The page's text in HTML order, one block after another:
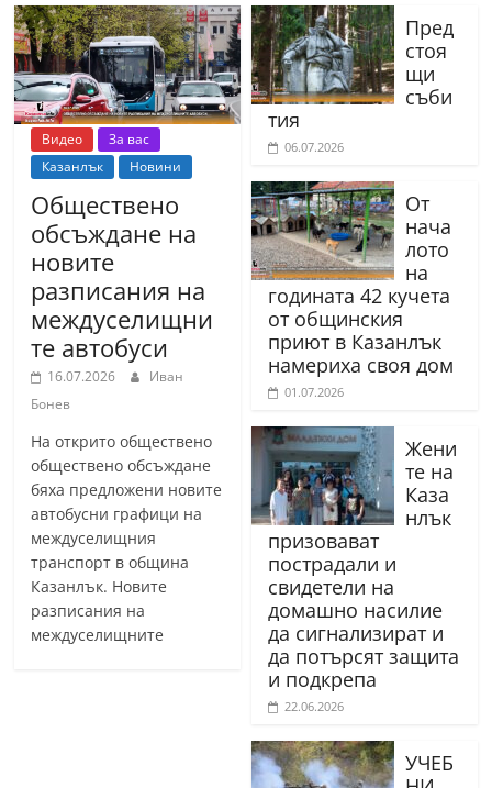
Видео
За вас
Казанлък
Новини
Обществено
обсъждане на
новите
разписания на
междуселищни
те автобуси
16.07.2026
Иван
Бонев
На открито обществено
обществено обсъждане
бяха предложени новите
автобусни графици на
междуселищния
транспорт в община
Казанлък. Новите
разписания на
междуселищните
Пред
стоя
щи
съби
тия
06.07.2026
От
нача
лото
на
годината 42 кучета
от общинския
приют в Казанлък
намериха своя дом
01.07.2026
Жени
те на
Каза
нлък
призовават
пострадали и
свидетели на
домашно насилие
да сигнализират и
да потърсят защита
и подкрепа
22.06.2026
УЧЕБ